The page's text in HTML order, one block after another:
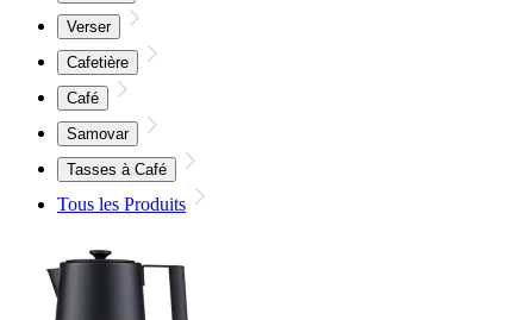
Verser
Cafetière
Café
Samovar
Tasses à Café
Tous les Produits